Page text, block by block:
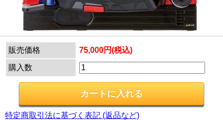
販売価格 75,000円(税込)
購入数
特定商取引法に基づく表記 (返品など)